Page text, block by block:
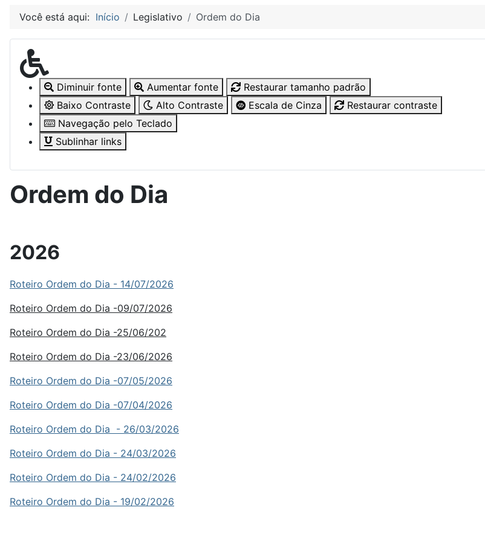
Você está aqui: Início Legislativo Ordem do Dia
Diminuir fonte Aumentar fonte
Restaurar tamanho padrão
Baixo Contraste
Alto Contraste Escala de Cinza
Restaurar contraste
Navegação pelo Teclado
Sublinhar links
Ordem do Dia
2026
Roteiro Ordem do Dia - 14/07/2026
Roteiro Ordem do Dia -09/07/2026
Roteiro Ordem do Dia -25/06/202
Roteiro Ordem do Dia -23/06/2026
Roteiro Ordem do Dia -07/05/2026
Roteiro Ordem do Dia -07/04/2026
Roteiro Ordem do Dia - 26/03/2026
Roteiro Ordem do Dia - 24/03/2026
Roteiro Ordem do Dia - 24/02/2026
Roteiro Ordem do Dia - 19/02/2026